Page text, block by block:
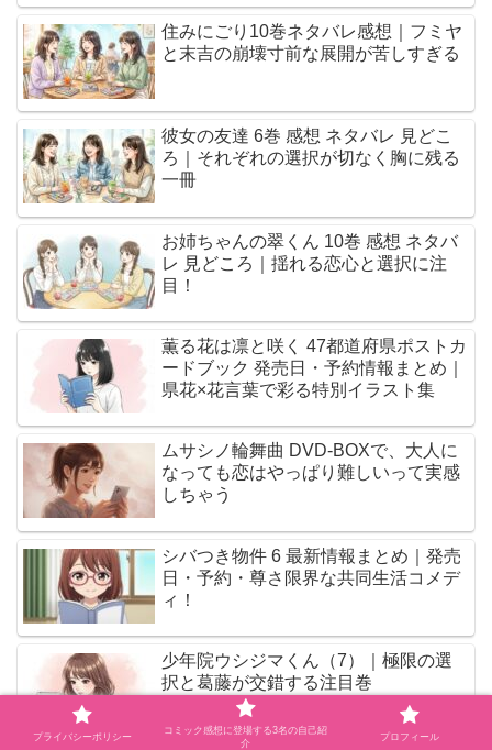
住みにごり10巻ネタバレ感想｜フミヤ
と末吉の崩壊寸前な展開が苦しすぎる
彼女の友達 6巻 感想 ネタバレ 見どこ
ろ｜それぞれの選択が切なく胸に残る
一冊
お姉ちゃんの翠くん 10巻 感想 ネタバ
レ 見どころ｜揺れる恋心と選択に注
目！
薫る花は凛と咲く 47都道府県ポストカ
ードブック 発売日・予約情報まとめ｜
県花×花言葉で彩る特別イラスト集
ムサシノ輪舞曲 DVD-BOXで、大人に
なっても恋はやっぱり難しいって実感
しちゃう
シバつき物件 6 最新情報まとめ｜発売
日・予約・尊さ限界な共同生活コメデ
ィ！
少年院ウシジマくん（7）｜極限の選
択と葛藤が交錯する注目巻
プライバシーポリシー
コミック感想に登場する3名の自己紹
介
プロフィール